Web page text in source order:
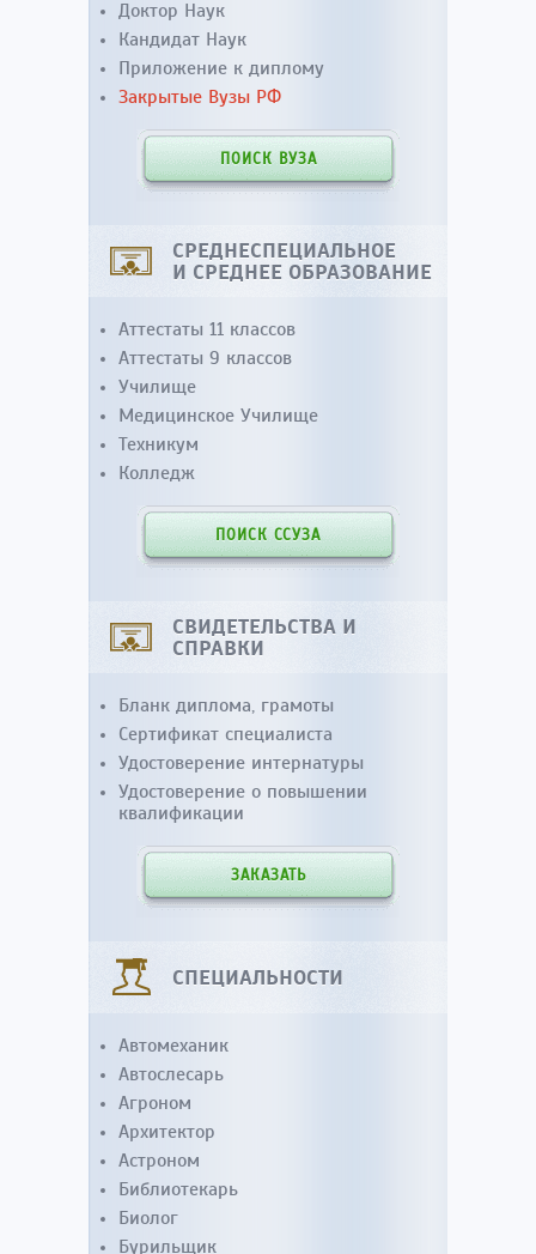
Доктор Наук
Кандидат Наук
Приложение к диплому
Закрытые Вузы РФ
ПОИСК ВУЗА
СРЕДНЕСПЕЦИАЛЬНОЕ
И СРЕДНЕЕ ОБРАЗОВАНИЕ
Аттестаты 11 классов
Аттестаты 9 классов
Училище
Медицинское Училище
Техникум
Колледж
ПОИСК ССУЗА
СВИДЕТЕЛЬСТВА И
СПРАВКИ
Бланк диплома, грамоты
Сертификат специалиста
Удостоверение интернатуры
Удостоверение о повышении
квалификации
ЗАКАЗАТЬ
СПЕЦИАЛЬНОСТИ
Автомеханик
Автослесарь
Агроном
Архитектор
Астроном
Библиотекарь
Биолог
Бурильщик